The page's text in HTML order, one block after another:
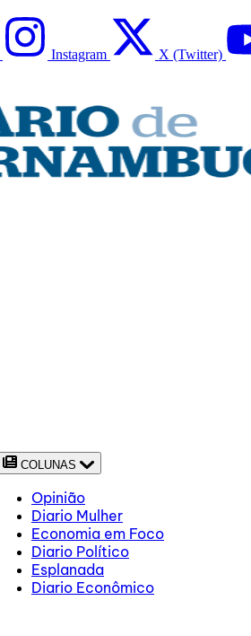
Instagram X (Twitter)
COLUNAS
Opinião
Diario Mulher
Economia em Foco
Diario Político
Esplanada
Diario Econômico